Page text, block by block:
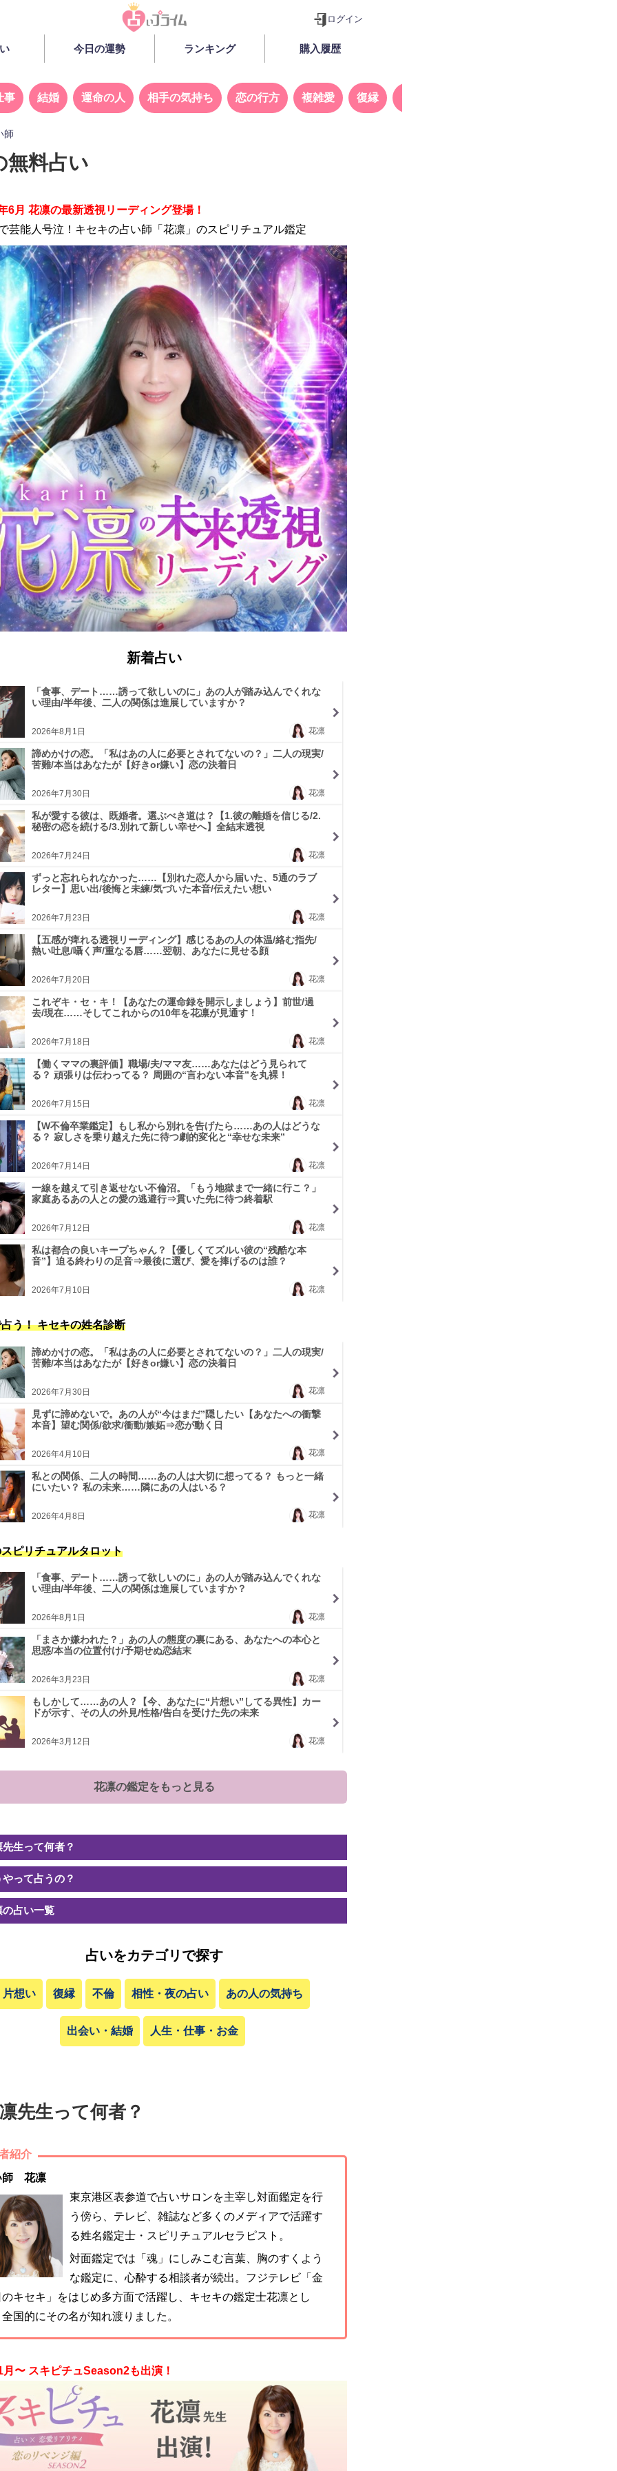
ログイン
今日の運勢 ランキング 購入履歴
事 結婚 運命の人 相手の気持ち 恋の行方 複雑愛 復縁
師
無料占い
6月 花凛の最新透視リーディング登場！
芸能人号泣！キセキの占い師「花凛」のスピリチュアル鑑定
新着占い
「食事、デート……誘って欲しいのに」あの人が踏み込んでくれな
い理由/半年後、二人の関係は進展していますか？
花凛
2026年8月1日
諦めかけの恋。「私はあの人に必要とされてないの？」二人の現実/
苦難/本当はあなたが【好きor嫌い】恋の決着日
花凛
2026年7月30日
私が愛する彼は、既婚者。選ぶべき道は？【1.彼の離婚を信じる/2.
秘密の恋を続ける/3.別れて新しい幸せへ】全結末透視
花凛
2026年7月24日
ずっと忘れられなかった……【別れた恋人から届いた、5通のラブ
レター】思い出/後悔と未練/気づいた本音/伝えたい想い
花凛
2026年7月23日
【五感が痺れる透視リーディング】感じるあの人の体温/絡む指先/
熱い吐息/囁く声/重なる唇……翌朝、あなたに見せる顔
花凛
2026年7月20日
これぞキ・セ・キ！【あなたの運命録を開示しましょう】前世/過
去/現在……そしてこれからの10年を花凛が見通す！
花凛
2026年7月18日
【働くママの裏評価】職場/夫/ママ友……あなたはどう見られて
る？ 頑張りは伝わってる？ 周囲の“言わない本音”を丸裸！
花凛
2026年7月15日
【W不倫卒業鑑定】もし私から別れを告げたら……あの人はどうな
る？ 寂しさを乗り越えた先に待つ劇的変化と“幸せな未来”
花凛
2026年7月14日
一線を越えて引き返せない不倫沼。「もう地獄まで一緒に行こ？」
家庭あるあの人との愛の逃避行⇒貫いた先に待つ終着駅
花凛
2026年7月12日
私は都合の良いキープちゃん？【優しくてズルい彼の“残酷な本
音”】迫る終わりの足音⇒最後に選び、愛を捧げるのは誰？
花凛
2026年7月10日
う！ キセキの姓名診断
諦めかけの恋。「私はあの人に必要とされてないの？」二人の現実/
苦難/本当はあなたが【好きor嫌い】恋の決着日
花凛
2026年7月30日
見ずに諦めないで。あの人が“今はまだ”隠したい【あなたへの衝撃
本音】望む関係/欲求/衝動/嫉妬⇒恋が動く日
花凛
2026年4月10日
私との関係、二人の時間……あの人は大切に想ってる？ もっと一緒
にいたい？ 私の未来……隣にあの人はいる？
花凛
2026年4月8日
ピリチュアルタロット
「食事、デート……誘って欲しいのに」あの人が踏み込んでくれな
い理由/半年後、二人の関係は進展していますか？
花凛
2026年8月1日
「まさか嫌われた？」あの人の態度の裏にある、あなたへの本心と
思惑/本当の位置付け/予期せぬ恋結末
花凛
2026年3月23日
もしかして……あの人？【今、あなたに“片想い”してる異性】カー
ドが示す、その人の外見/性格/告白を受けた先の未来
花凛
2026年3月12日
花凛の鑑定をもっと見る
先生って何者？
やって占うの？
の占い一覧
占いをカテゴリで探す
片想い 復縁 不倫 相性・夜の占い あの人の気持ち
出会い・結婚 人生・仕事・お金
先生って何者？
紹介
師 花凛
東京港区表参道で占いサロンを主宰し対面鑑定を行
う傍ら、テレビ、雑誌など多くのメディアで活躍す
る姓名鑑定士・スピリチュアルセラピスト。
対面鑑定では「魂」にしみこむ言葉、胸のすくよう
な鑑定に、心酔する相談者が続出。フジテレビ「金
キセキ」をはじめ多方面で活躍し、キセキの鑑定士花凛とし
国的にその名が知れ渡りました。
月〜 スキピチュSeason2も出演！